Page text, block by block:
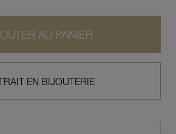
AU PANIER
EN BIJOUTERIE